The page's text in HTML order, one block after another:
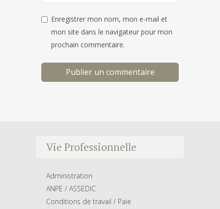
Enregistrer mon nom, mon e-mail et
mon site dans le navigateur pour mon
prochain commentaire.
Vie Professionnelle
Administration
ANPE / ASSEDIC
Conditions de travail / Paie